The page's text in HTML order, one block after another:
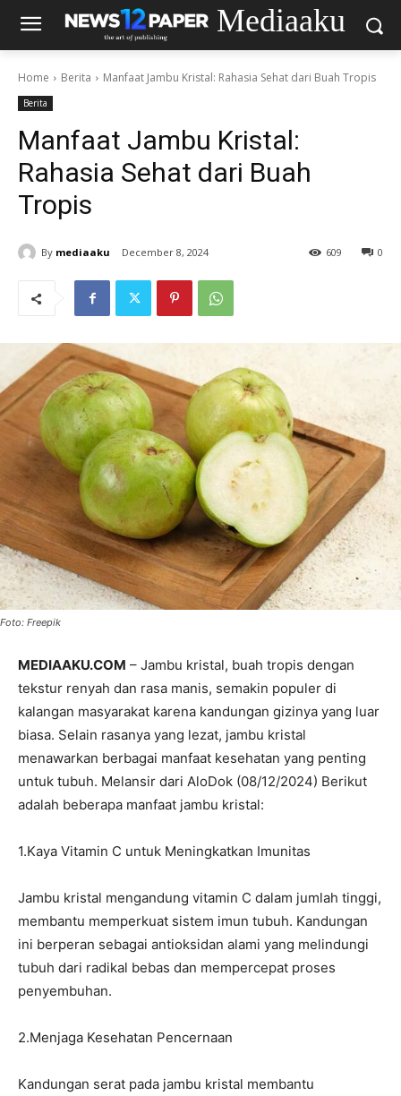
Mediaaku
Home Berita Manfaat Jambu Kristal: Rahasia Sehat dari Buah Tropis
Berita
Manfaat Jambu Kristal:
Rahasia Sehat dari Buah
Tropis
By mediaaku December 8, 2024 0
609
Foto: Freepik
MEDIAAKU.COM – Jambu kristal, buah tropis dengan
tekstur renyah dan rasa manis, semakin populer di
kalangan masyarakat karena kandungan gizinya yang luar
biasa. Selain rasanya yang lezat, jambu kristal
menawarkan berbagai manfaat kesehatan yang penting
untuk tubuh. Melansir dari AloDok (08/12/2024) Berikut
adalah beberapa manfaat jambu kristal:
1.Kaya Vitamin C untuk Meningkatkan Imunitas
Jambu kristal mengandung vitamin C dalam jumlah tinggi,
membantu memperkuat sistem imun tubuh. Kandungan
ini berperan sebagai antioksidan alami yang melindungi
tubuh dari radikal bebas dan mempercepat proses
penyembuhan.
2.Menjaga Kesehatan Pencernaan
Kandungan serat pada jambu kristal membantu